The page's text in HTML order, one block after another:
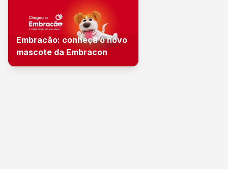
Embracão: conheça o novo
mascote da Embracon